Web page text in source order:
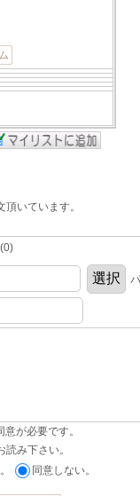
いています。
が必要です。
読み下さい。
同意しない。